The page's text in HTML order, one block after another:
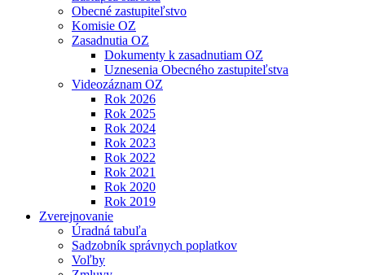
Obecné zastupiteľstvo
Komisie OZ
Zasadnutia OZ
Dokumenty k zasadnutiam OZ
Uznesenia Obecného zastupiteľstva
Videozáznam OZ
Rok 2026
Rok 2025
Rok 2024
Rok 2023
Rok 2022
Rok 2021
Rok 2020
Rok 2019
Zverejnovanie
Úradná tabuľa
Sadzobník správnych poplatkov
Voľby